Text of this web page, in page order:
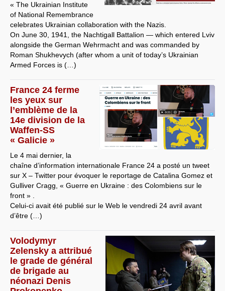
« The Ukrainian Institute
of National Remembrance
celebrates Ukrainian collaboration with the Nazis.
On June 30, 1941, the Nachtigall Battalion — which entered Lviv
alongside the German Wehrmacht and was commanded by
Roman Shukhevych (after whom a unit of today’s Ukrainian
Armed Forces is (…)
France 24 ferme
les yeux sur
l’emblème de la
14e division de la
Waffen-SS
« Galicie »
Le 4 mai dernier, la
chaîne d’information internationale France 24 a posté un tweet
sur X – Twitter pour évoquer le reportage de Catalina Gomez et
Gulliver Cragg, « Guerre en Ukraine : des Colombiens sur le
front » .
Celui-ci avait été publié sur le Web le vendredi 24 avril avant
d’être (…)
Volodymyr
Zelensky a attribué
le grade de général
de brigade au
néonazi Denis